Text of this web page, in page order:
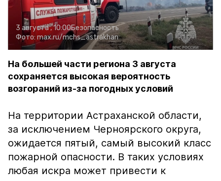
3 августа , 10:00Безопасность
Фото: max.ru/mchs_astrakhan
На большей части региона 3 августа
сохраняется высокая вероятность
возгораний из-за погодных условий
На территории Астраханской области,
за исключением Черноярского округа,
ожидается пятый, самый высокий класс
пожарной опасности. В таких условиях
любая искра может привести к